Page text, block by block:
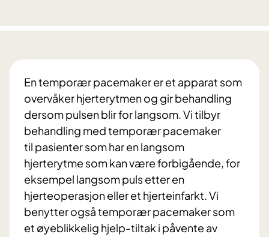
En temporær pacemaker er et apparat som
overvåker hjerterytmen og gir behandling
dersom pulsen blir for langsom. Vi tilbyr
behandling med temporær pacemaker
til pasienter som har en langsom
hjerterytme som kan være forbigående, for
eksempel langsom puls etter en
hjerteoperasjon eller et hjerteinfarkt. Vi
benytter også temporær pacemaker som
et øyeblikkelig hjelp-tiltak i påvente av